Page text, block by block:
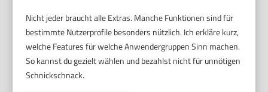
Nicht jeder braucht alle Extras. Manche Funktionen sind für
bestimmte Nutzerprofile besonders nützlich. Ich erkläre kurz,
welche Features für welche Anwendergruppen Sinn machen.
So kannst du gezielt wählen und bezahlst nicht für unnötigen
Schnickschnack.